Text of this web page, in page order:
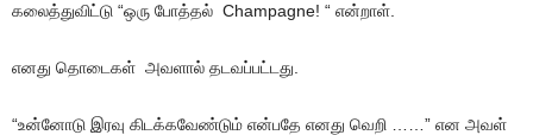
கலைத்துவிட்டு “ஒரு போத்தல் Champagne! “ என்றாள்.
எனது தொடைகள் அவளால் தடவப்பட்டது.
“உன்னோடு இரவு கிடக்கவேண்டும் என்பதே எனது வெறி ……” என அவள்